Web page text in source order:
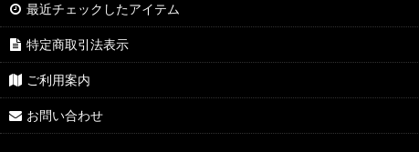
最近チェックしたアイテム
特定商取引法表示
ご利用案内
お問い合わせ